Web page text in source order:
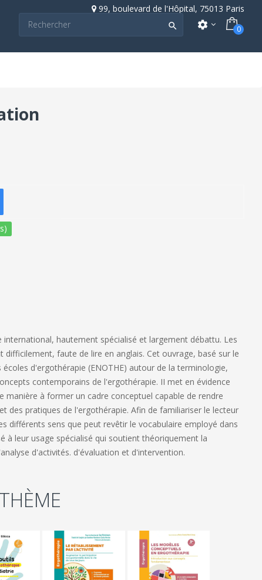
99, boulevard de l'Hôpital, 75013 Paris
 settings 0
hautement spécialisé et largement débattu. Les
faute de lire en anglais. Cet ouvrage, basé sur le
d'ergothérapie (ENOTHE) autour de la terminologie,
contemporains de l'ergothérapie. II met en évidence
à former un cadre conceptuel capable de rendre
des pratiques de l'ergothérapie. Afin de familiariser le lecteur
différents sens que peut revêtir le vocabulaire employé dans
leur usage spécialisé qui soutient théoriquement la
d'activités. d'évaluation et d'intervention.